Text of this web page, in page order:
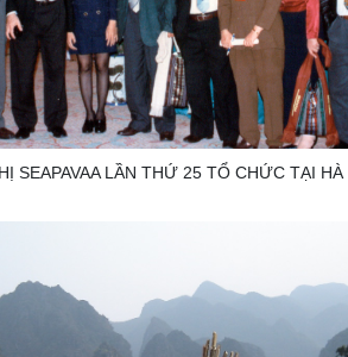
SEAPAVAA LẦN THỨ 25 TỔ CHỨC TẠI HÀ